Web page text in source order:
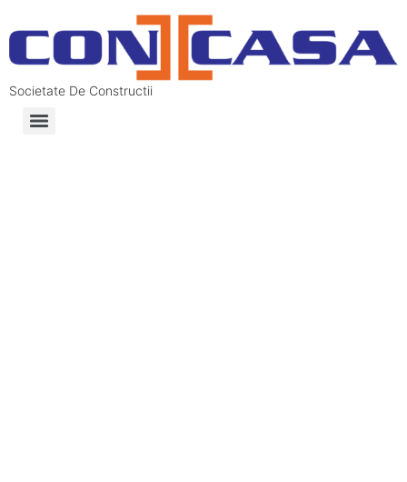
Societate De Constructii